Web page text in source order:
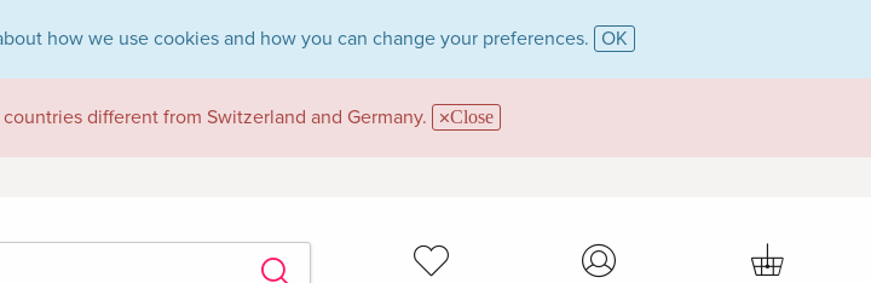
how we use cookies and how you can change your preferences. OK
different from Switzerland and Germany. Close